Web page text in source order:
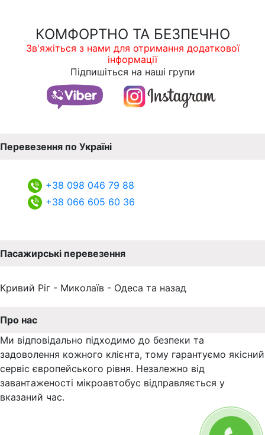
КОМФОРТНО ТА БЕЗПЕЧНО
Зв'яжіться з нами для отримання додаткової
інформації
Підпишіться на наші групи
Перевезення по Україні
+38 098 046 79 88
+38 066 605 60 36
Пасажирські перевезення
Кривий Ріг - Миколаїв - Одеса та назад
Про нас
Ми відповідально підходимо до безпеки та
задоволення кожного клієнта, тому гарантуємо якісний
сервіс європейського рівня. Незалежно від
завантаженості мікроавтобус відправляється у
вказаний час.